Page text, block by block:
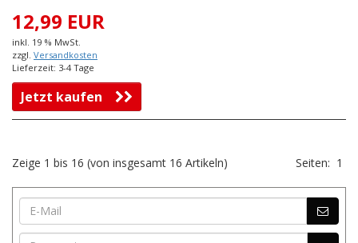
12,99 EUR
inkl. 19 % MwSt.
zzgl. Versandkosten
Lieferzeit: 3-4 Tage
Jetzt kaufen
Zeige 1 bis 16 (von insgesamt 16 Artikeln) Seiten: 1